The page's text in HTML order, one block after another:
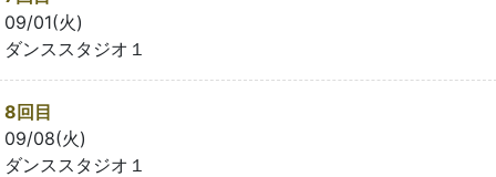
09/01(火)
ダンススタジオ１
8回目
09/08(火)
ダンススタジオ１